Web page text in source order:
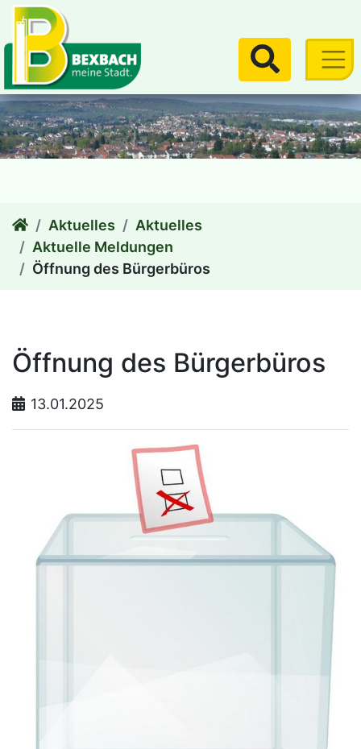
zum Inhalt
Suchen
Aktuelles
Aktuelles
Aktuelle Meldungen
Öffnung des Bürgerbüros
Öffnung des Bürgerbüros
13.01.2025